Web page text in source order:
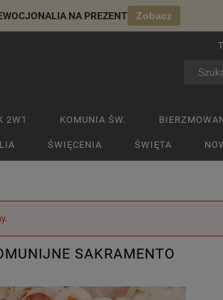
NA PREZENT Zobacz
2W1 KOMUNIA ŚW.
ŚWIĘCENIA ŚWIĘTA
SAKRAMENTO